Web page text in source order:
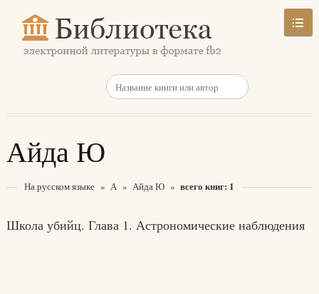
Айда Ю
На русском языке » А » Айда Ю » всего книг: 1
Школа убийц. Глава 1. Астрономические наблюдения